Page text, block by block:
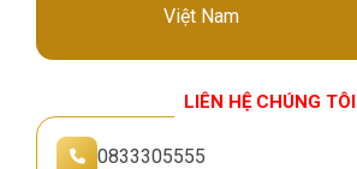
Việt Nam
LIÊN HỆ CHÚNG TÔI
0833305555